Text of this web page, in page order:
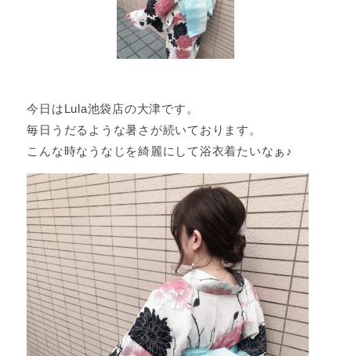
今日はLula池袋店の大津です。
毎日うだるような暑さが続いております。
こんな時なうなじを綺麗にして浴衣着たいなぁ♪